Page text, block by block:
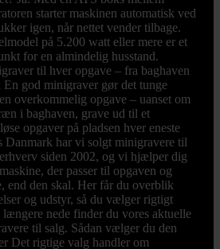
starter maskinen automatisk ved
igen, når nettet vender tilbage.
på 5.200 watt eller mere er et
for en almindelig husstand.
til hver opgave – fra baghaven
En god minigraver gør det tunge
overkommelig opgave – uanset om
i baghaven, grave ud til et
opgaver på pladsen hver eneste
Danmark har vi solgt minigravere til
siden 2002, og vi hjælper dig
der passer til opgaven og
end den skal. Her får du overblik
og udstyr, så du vælger rigtigt
længere nede finder du vores aktuelle
til salg. Sådan vælger du den
Det rigtige valg handler om